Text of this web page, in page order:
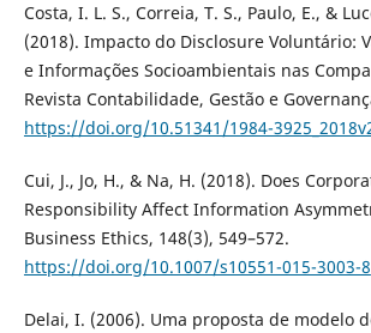
Costa, I. L. S., Correia, T. S., Paulo, E., &
(2018). Impacto do Disclosure Voluntário:
e Informações Socioambientais nas
Revista Contabilidade, Gestão e
https://doi.org/10.51341/1984-
Cui, J., Jo, H., & Na, H. (2018). Does
Responsibility Affect Information
Business Ethics, 148(3), 549–572.
https://doi.org/10.1007/s10551-015-3003-8
Delai, I. (2006). Uma proposta de modelo